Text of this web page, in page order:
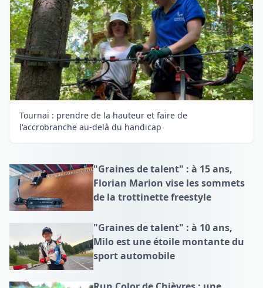
Tournai : prendre de la hauteur et faire de
l'accrobranche au-delà du handicap
"Graines de talent" : à 15 ans,
Florian Marion vise les sommets
de la trottinette freestyle
"Graines de talent" : à 10 ans,
Milo est une étoile montante du
sport automobile